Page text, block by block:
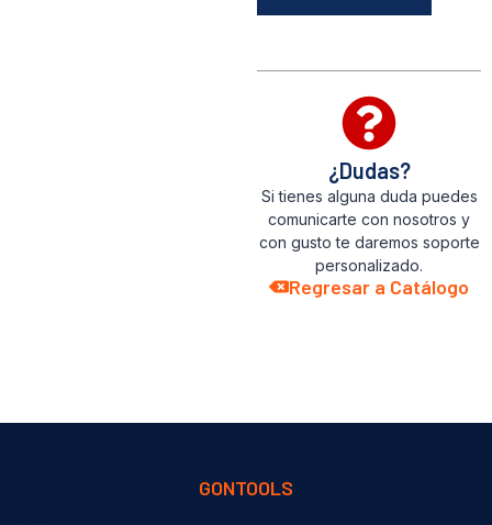
¿Dudas?
Si tienes alguna duda puedes
comunicarte con nosotros y
con gusto te daremos soporte
personalizado.
Regresar a Catálogo
GONTOOLS